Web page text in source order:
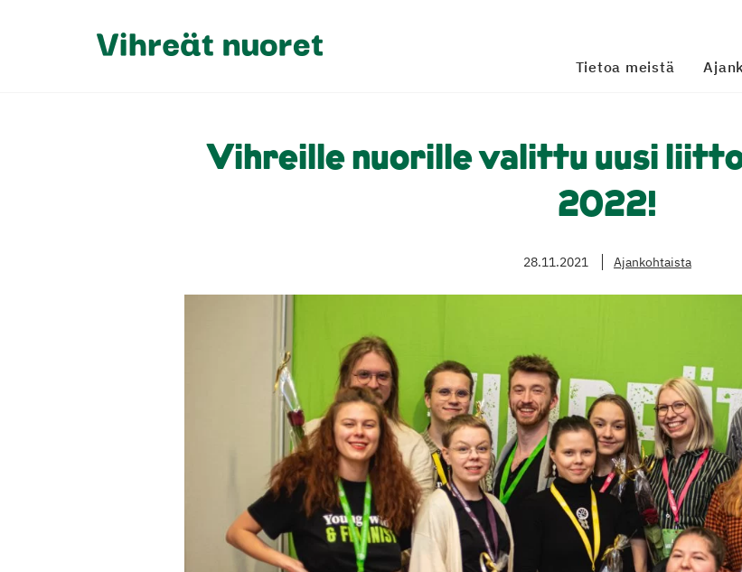
Tietoa meistä
Vihreille nuorille valittu uusi
2022!
28.11.2021 Ajankohtaista